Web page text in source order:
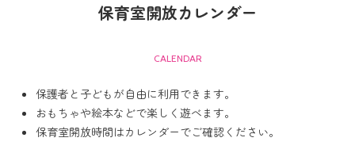
保育室開放カレンダー
CALENDAR
保護者と子どもが自由に利用できます。
おもちゃや絵本などで楽しく遊べます。
保育室開放時間はカレンダーでご確認ください。